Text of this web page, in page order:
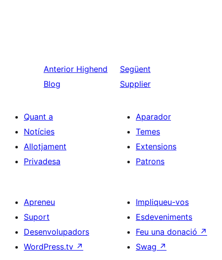
Anterior Highend
Blog
Següent
Supplier
Quant a
Notícies
Allotjament
Privadesa
Aparador
Temes
Extensions
Patrons
Apreneu
Suport
Desenvolupadors
WordPress.tv ↗
Impliqueu-vos
Esdeveniments
Feu una donació ↗
Swag ↗